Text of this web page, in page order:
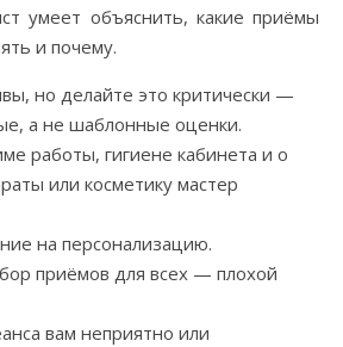
умеет объяснить, какие приёмы
и почему.
но делайте это критически —
а не шаблонные оценки.
работы, гигиене кабинета и о
или косметику мастер
на персонализацию.
приёмов для всех — плохой
вам неприятно или